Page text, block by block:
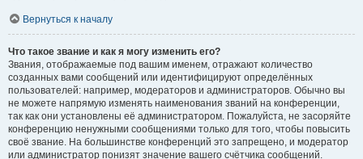
Вернуться к началу
Что такое звание и как я могу изменить его?
Звания, отображаемые под вашим именем, отражают количество
созданных вами сообщений или идентифицируют определённых
пользователей: например, модераторов и администраторов. Обычно вы
не можете напрямую изменять наименования званий на конференции,
так как они установлены её администратором. Пожалуйста, не засоряйте
конференцию ненужными сообщениями только для того, чтобы повысить
своё звание. На большинстве конференций это запрещено, и модератор
или администратор понизят значение вашего счётчика сообщений.